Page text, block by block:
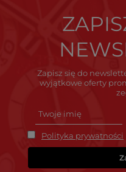
Zapisz się do
wyjątkowe oferty
Polityka prywatności